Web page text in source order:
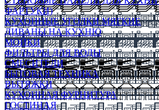
ФАРТУКИ)
КУХОННЫЕ УГОЛКИ МЯГКИЕ
ДИВАНЫ НА КУХНЮ
МОЙКИ
ФИЛЬТРЫ ДЛЯ ВОДЫ
СМЕСИТЕЛИ
БЫТОВАЯ ТЕХНИКА
ВЫТЯЖКИ
КУХОННАЯ ФУРНИТУРА
ГОСТИНАЯ